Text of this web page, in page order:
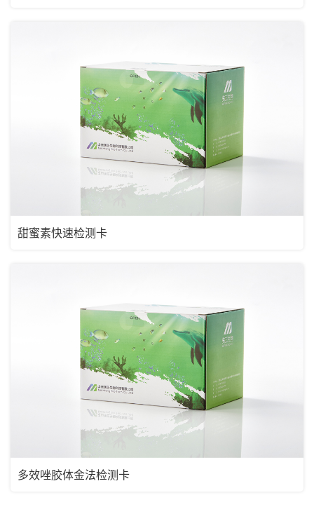
甜蜜素快速检测卡
多效唑胶体金法检测卡